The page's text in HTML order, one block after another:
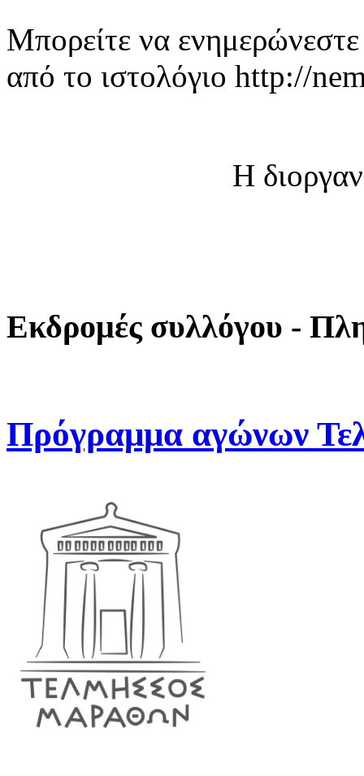
Μπορείτε να
από το ιστολόγιο http://
Η
Εκδρομές συλλόγου -
Πρόγραμμα αγώνων